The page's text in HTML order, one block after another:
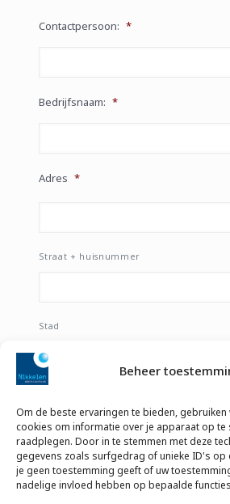
Beheer
Om de beste ervaringen te bieden,
cookies om informatie over je apparaat op te
raadplegen. Door in te stemmen met deze
gegevens zoals surfgedrag of unieke ID's op
je geen toestemming geeft of uw
nadelige invloed hebben op bepaalde
Contactpersoon: *
Bedrijfsnaam: *
Adres *
Straat + huisnummer
Stad
E-mail: *